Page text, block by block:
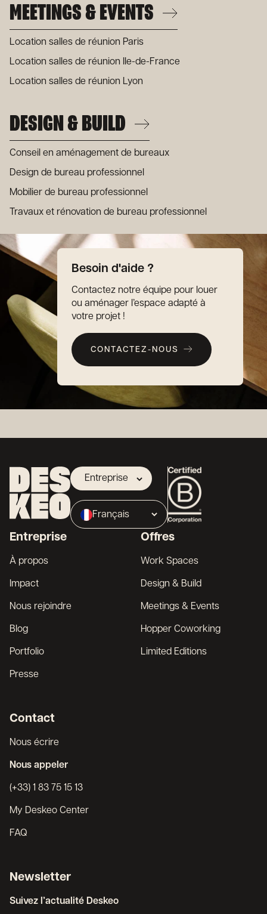
MEETINGS & EVENTS
Location salles de réunion Paris
Location salles de réunion Ile-de-France
Location salles de réunion Lyon
DESIGN & BUILD
Conseil en aménagement de bureaux
Design de bureau professionnel
Mobilier de bureau professionnel
Travaux et rénovation de bureau professionnel
Besoin d'aide ?
Contactez notre équipe pour louer
ou aménager l’espace adapté à
votre projet !
CONTACTEZ-NOUS
Entreprise
Propriétaire
Broker
Français
Entreprise
À propos
Impact
Nous rejoindre
Blog
Portfolio
Presse
Offres
Work Spaces
Design & Build
Meetings & Events
Hopper Coworking
Limited Editions
Contact
Nous écrire
Nous appeler
(+33) 1 83 75 15 13
My Deskeo Center
FAQ
Newsletter
Suivez l’actualité Deskeo